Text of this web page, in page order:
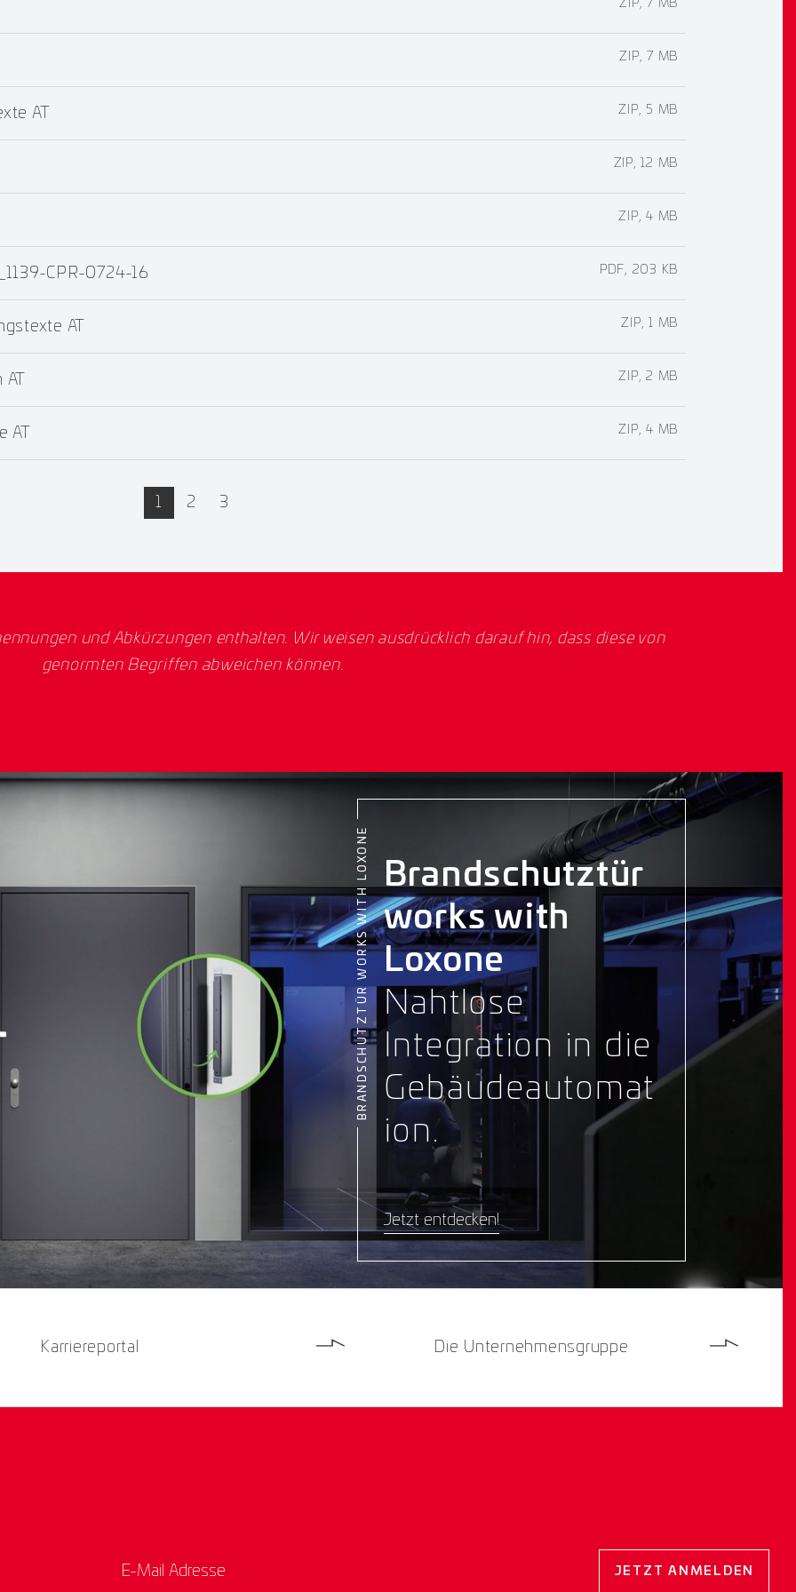
ZIP, 7 MB
ZIP, 7 MB
AT ZIP, 5 MB
ZIP, 12 MB
ZIP, 4 MB
CPR-0724-16 PDF, 203 KB
AT ZIP, 1 MB
ZIP, 2 MB
ZIP, 4 MB
1 active
2 3
und Abkürzungen enthalten. Wir weisen ausdrücklich darauf hin, dass diese von
genormten Begriffen abweichen können.
BRANDSCHUTZTÜR WORKS WITH LOXONE Brandschutztür
works with
Loxone
Nahtlose
Integration in die
Gebäudeautomat
ion.
Jetzt entdecken!
Karriereportal Die Unternehmensgruppe
E-Mail Adresse
JETZT ANMELDEN